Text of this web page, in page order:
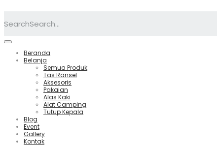
Search
Beranda
Belanja
Semua Produk
Tas Ransel
Aksesoris
Pakaian
Alas Kaki
Alat Camping
Tutup Kepala
Blog
Event
Gallery
Kontak